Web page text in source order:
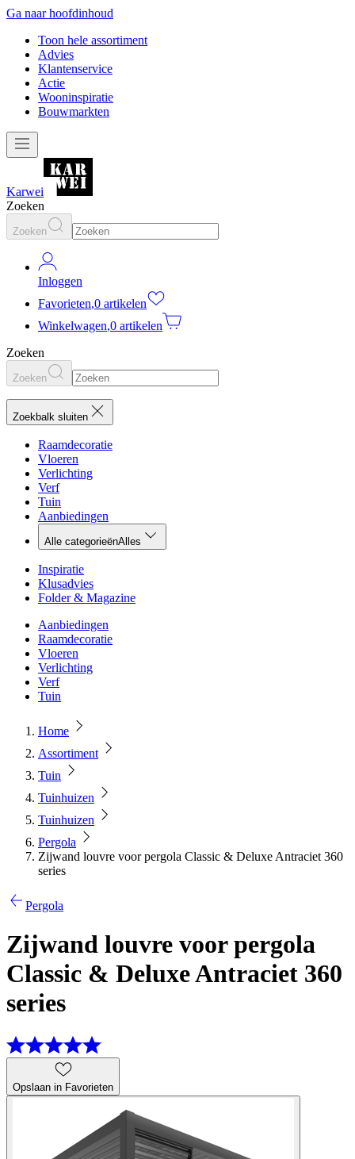
Ga naar hoofdinhoud
Toon hele assortiment
Advies
Klantenservice
Actie
Wooninspiratie
Bouwmarkten
Karwei
Zoeken
Zoeken
Inloggen
Favorieten,0 artikelen
Winkelwagen,0 artikelen
Zoeken
Zoeken
Zoekbalk sluiten
Raamdecoratie
Vloeren
Verlichting
Verf
Tuin
Aanbiedingen
Alle categorieënAlles
Inspiratie
Klusadvies
Folder & Magazine
Aanbiedingen
Raamdecoratie
Vloeren
Verlichting
Verf
Tuin
Home
Assortiment
Tuin
Tuinhuizen
Tuinhuizen
Pergola
Zijwand louvre voor pergola Classic & Deluxe Antraciet 360
series
Pergola
Zijwand louvre voor pergola
Classic & Deluxe Antraciet 360
series
Opslaan in Favorieten